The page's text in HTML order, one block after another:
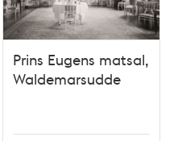
Prins Eugens matsal,
Waldemarsudde